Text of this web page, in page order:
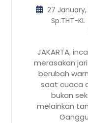
27
Sp.THT-KL
JAKARTA,
merasakan
berubah
saat cuaca
bukan
melainkan